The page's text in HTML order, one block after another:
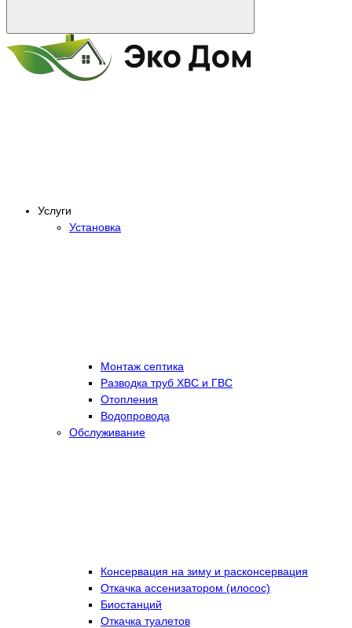
Услуги
Установка
Монтаж септика
Разводка труб ХВС и ГВС
Отопления
Водопровода
Обслуживание
Консервация на зиму и расконсервация
Откачка ассенизатором (илосос)
Биостанций
Откачка туалетов